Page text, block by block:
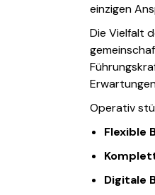
einzigen
Die Vielfalt
Operativ
Flexible
Digitale